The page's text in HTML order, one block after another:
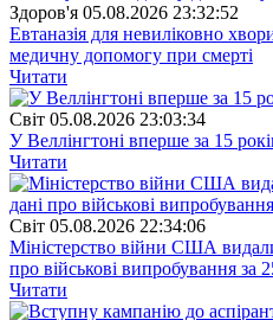
Здоров'я 05.08.2026 23:32:52
Евтаназія для невиліковно
медичну допомогу при смерті
Читати
Свiт 05.08.2026 23:03:34
У Веллінгтоні вперше за 15
Читати
Свiт 05.08.2026 22:34:06
Міністерство війни США
про військові випробування за
Читати